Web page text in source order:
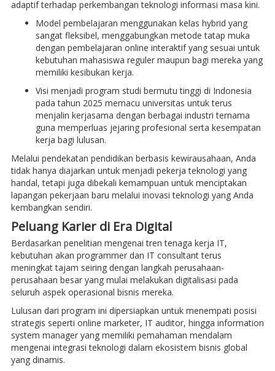
adaptif terhadap perkembangan teknologi informasi masa kini.
Model pembelajaran menggunakan kelas hybrid yang
sangat fleksibel, menggabungkan metode tatap muka
dengan pembelajaran online interaktif yang sesuai untuk
kebutuhan mahasiswa reguler maupun bagi mereka yang
memiliki kesibukan kerja.
Visi menjadi program studi bermutu tinggi di Indonesia
pada tahun 2025 memacu universitas untuk terus
menjalin kerjasama dengan berbagai industri ternama
guna memperluas jejaring profesional serta kesempatan
kerja bagi lulusan.
Melalui pendekatan pendidikan berbasis kewirausahaan, Anda
tidak hanya diajarkan untuk menjadi pekerja teknologi yang
handal, tetapi juga dibekali kemampuan untuk menciptakan
lapangan pekerjaan baru melalui inovasi teknologi yang Anda
kembangkan sendiri.
Peluang Karier di Era Digital
Berdasarkan penelitian mengenai tren tenaga kerja IT,
kebutuhan akan programmer dan IT consultant terus
meningkat tajam seiring dengan langkah perusahaan-
perusahaan besar yang mulai melakukan digitalisasi pada
seluruh aspek operasional bisnis mereka.
Lulusan dari program ini dipersiapkan untuk menempati posisi
strategis seperti online marketer, IT auditor, hingga information
system manager yang memiliki pemahaman mendalam
mengenai integrasi teknologi dalam ekosistem bisnis global
yang dinamis.